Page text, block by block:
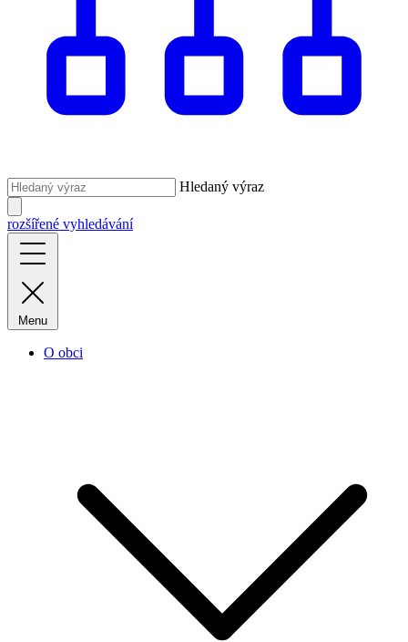
Hledaný výraz
rozšířené vyhledávání
Menu
O obci